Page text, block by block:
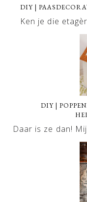
DIY |
Ken je die
DIY |
Daar is ze dan!